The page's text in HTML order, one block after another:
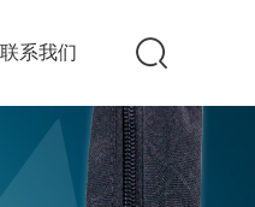
联系我们